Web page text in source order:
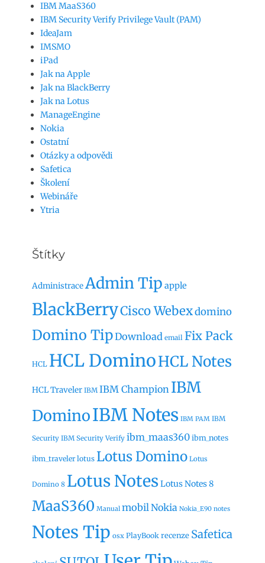
IBM MaaS360
IBM Security Verify Privilege Vault (PAM)
IdeaJam
IMSMO
iPad
Jak na Apple
Jak na BlackBerry
Jak na Lotus
ManageEngine
Nokia
Ostatní
Otázky a odpovědi
Safetica
Školení
Webináře
Ytria
Štítky
AdministraceAdmin Tip apple
BlackBerryCisco Webexdomino
Domino TipDownload email Fix Pack
HCL HCL DominoHCL Notes
HCL Traveler IBM IBM Champion IBM
DominoIBM Notes IBM PAM IBM
Security IBM Security Verify ibm_maas360ibm_notes
ibm_traveler lotus Lotus Domino Lotus
Domino 8 Lotus Notes Lotus Notes 8
MaaS360 Manual mobilNokia Nokia_E90 notes
Notes Tip osx PlayBook recenze Safetica